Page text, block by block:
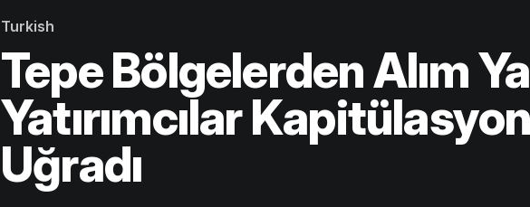
Turkish
Tepe Bölgelerden Alım
Yatırımcılar
Uğradı